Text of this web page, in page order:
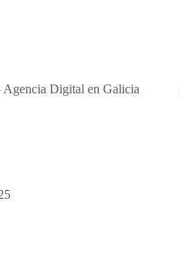
Agencia Digital en Galicia